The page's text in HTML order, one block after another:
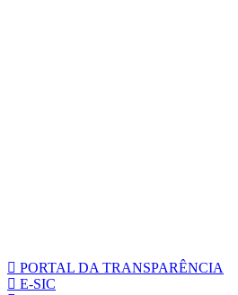
PORTAL DA TRANSPARÊNCIA
E-SIC